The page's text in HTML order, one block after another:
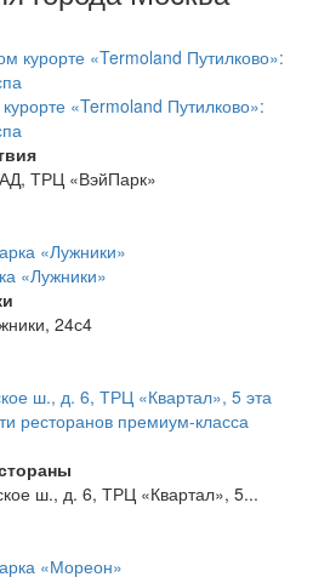
«Termoland Путилково»:
ТРЦ «ВэйПарк»
«Лужники»
24с4
ресторанов премиум-класса
ш., д. 6, ТРЦ «Квартал», 5...